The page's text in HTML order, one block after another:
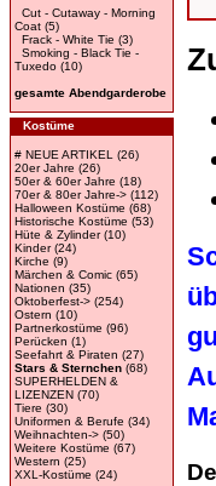
Cut - Cutaway - Morning
Coat (5)
Frack - White Tie (3)
Smoking - Black Tie -
Tuxedo (10)
gesamte Abendgarderobe
Kostüme
# NEUE ARTIKEL
(26)
20er Jahre (26)
50er & 60er Jahre (18)
70er & 80er Jahre-> (112)
Halloween Kostüme (68)
Historische Kostüme (53)
Hüte & Zylinder(10)
Kinder(24)
Kirche (9)
Märchen & Comic (65)
Nationen (35)
Oktoberfest-> (254)
Ostern (10)
Partnerkostüme (96)
Perücken (1)
Seefahrt & Piraten (27)
Stars & Sternchen (68)
SUPERHELDEN &
LIZENZEN (70)
Tiere (30)
Uniformen & Berufe (34)
Weihnachten-> (50)
Weitere Kostüme (67)
Western (25)
XXL-Kostüme (24)